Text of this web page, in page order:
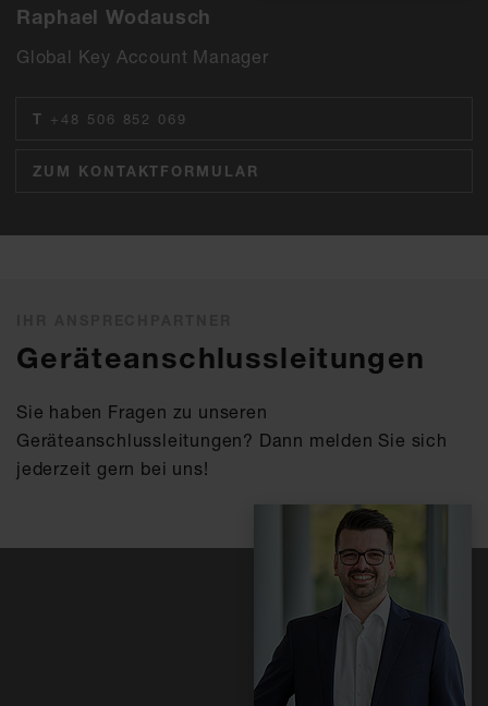
Raphael Wodausch
Global Key Account Manager
T +48 506 852 069
ZUM KONTAKTFORMULAR
Geräteanschlussleitungen
Sie haben Fragen zu unseren
Geräteanschlussleitungen? Dann melden Sie sich
jederzeit gern bei uns!